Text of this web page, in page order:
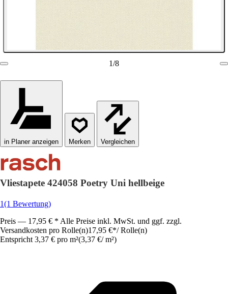
1/8
in Planer anzeigen Vergleichen
Vliestapete 424058 Poetry Uni hellbeige
1(1 Bewertung)
Preis — 17,95 € * Alle Preise inkl. MwSt. und ggf. zzgl.
Versandkosten pro Rolle(n)17,95 €*/ Rolle(n)
Entspricht 3,37 € pro m²(3,37 €/ m²)